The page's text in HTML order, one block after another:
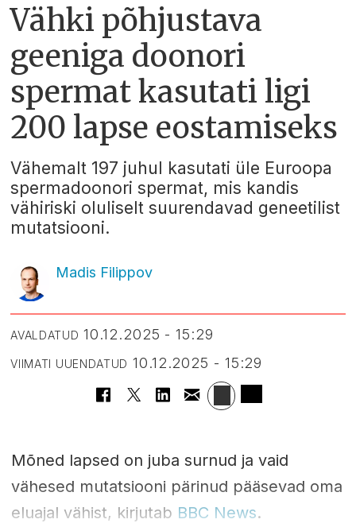
Vähki põhjustava
geeniga doonori
spermat kasutati ligi
200 lapse eostamiseks
Vähemalt 197 juhul kasutati üle Euroopa
spermadoonori spermat, mis kandis
vähiriski oluliselt suurendavad geneetilist
mutatsiooni.
Madis Filippov
AVALDATUD 10.12.2025 - 15:29
VIIMATI UUENDATUD 10.12.2025 - 15:29
Mõned lapsed on juba surnud ja vaid
vähesed mutatsiooni pärinud pääsevad oma
eluajal vähist, kirjutab BBC News.